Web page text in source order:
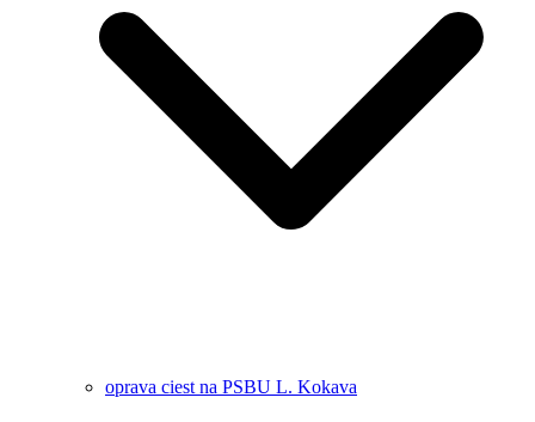
oprava ciest na PSBU L. Kokava